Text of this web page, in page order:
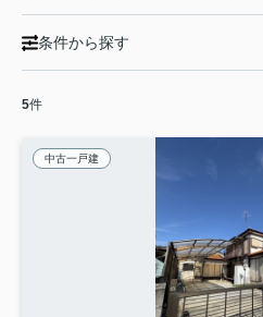
条件から探す
5件
中古一戸建